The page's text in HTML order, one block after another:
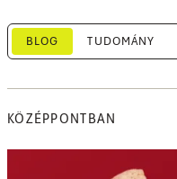
BLOG TUDOMÁNY
KÖZÉPPONTBAN